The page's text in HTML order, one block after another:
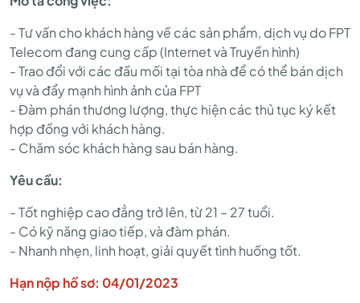
- Tư vấn cho khách hàng về các sản phẩm, dịch vụ do FPT
Telecom đang cung cấp (Internet và Truyền hình)
- Trao đổi với các đầu mối tại tòa nhà để có thể bán dịch
vụ và đẩy mạnh hình ảnh của FPT
- Đàm phán thương lượng, thực hiện các thủ tục ký kết
hợp đồng với khách hàng.
- Chăm sóc khách hàng sau bán hàng.
Yêu cầu:
- Tốt nghiệp cao đẳng trở lên, từ 21 – 27 tuổi.
- Có kỹ năng giao tiếp, và đàm phán.
- Nhanh nhẹn, linh hoạt, giải quyết tình huống tốt.
Hạn nộp hồ sơ: 04/01/2023